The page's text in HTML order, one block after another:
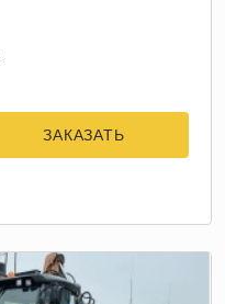
ЗАКАЗАТЬ